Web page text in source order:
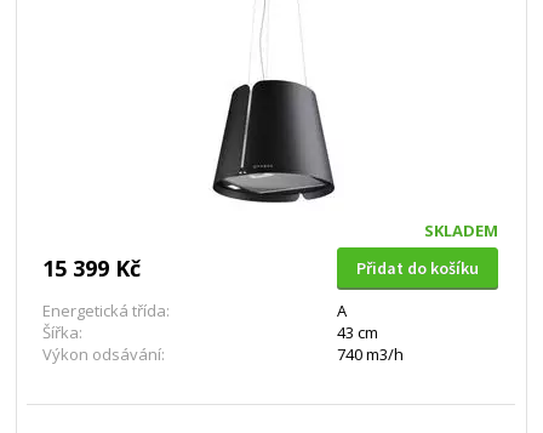
SKLADEM
15 399 Kč
Přidat do košíku
Energetická třída:
A
Šířka:
43 cm
Výkon odsávání:
740 m3/h